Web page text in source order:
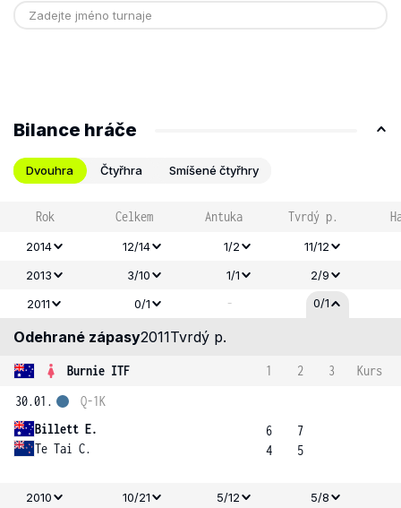
Bilance hráče
Dvouhra Čtyřhra Smíšené čtyřhry
Rok Celkem Antuka Tvrdý p.
2014 12/14 1/2
11/12
2013
3/10 1/1
2/9
2011
0/1 - 0/1
Odehrané zápasy2011Tvrdý p.
Burnie ITF 1 2 3
Kurs
30.01.
Billett E.
Te Tai C.
Q-1K
6
4
7
5
2010 10/21 5/12
5/8